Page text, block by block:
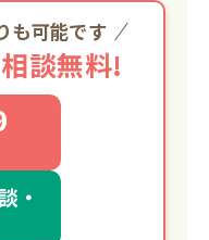
も可能です
談無料!
・